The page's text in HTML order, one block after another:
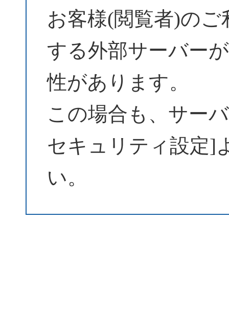
お客様(閲覧者)の
する外部サーバー
性があります。
この場合も、サー
セキュリティ設定]
い。